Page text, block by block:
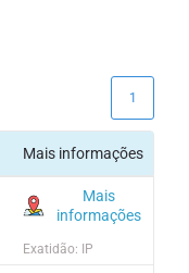
1
Mais informações
Mais
informações
Exatidão: IP